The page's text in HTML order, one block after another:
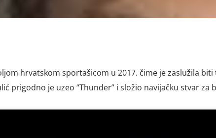
hrvatskom sportašicom u 2017. čime je zaslužila
prigodno je uzeo “Thunder” i složio navijačku stvar za